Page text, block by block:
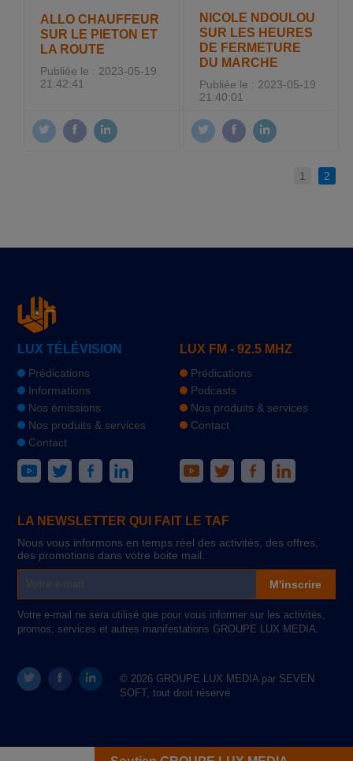
ALLO CHAUFFEUR
SUR LE PIETON ET
LA ROUTE
Publiée le : 2023-05-19
21:42:41
NICOLE NDOULOU
SUR LES HEURES
DE FERMETURE
DU MARCHE
Publiée le : 2023-05-19
21:40:01
1 2
LUX TÉLÉVISION
Prédications
Informations
Nos émissions
Nos produits & services
Contact
LUX FM - 92.5 MHZ
Prédications
Podcasts
Nos produits & services
Contact
LA NEWSLETTER QUI FAIT LE TAF
Nous vous informons en temps réel des activités, des offres,
des promotions dans votre boite mail.
M'inscrire
Votre e-mail ne sera utilisé que pour vous informer sur les activités,
promos, services et autres manifestations GROUPE LUX MEDIA.
© 2026 GROUPE LUX MEDIA par SEVEN
SOFT, tout droit réservé